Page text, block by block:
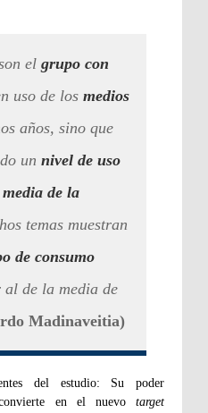
el grupo con
uso de los medios
años, sino que
un nivel de uso
de la
temas muestran
de consumo
al de la media de
Madinaveitia)
del estudio: Su poder
en el nuevo target